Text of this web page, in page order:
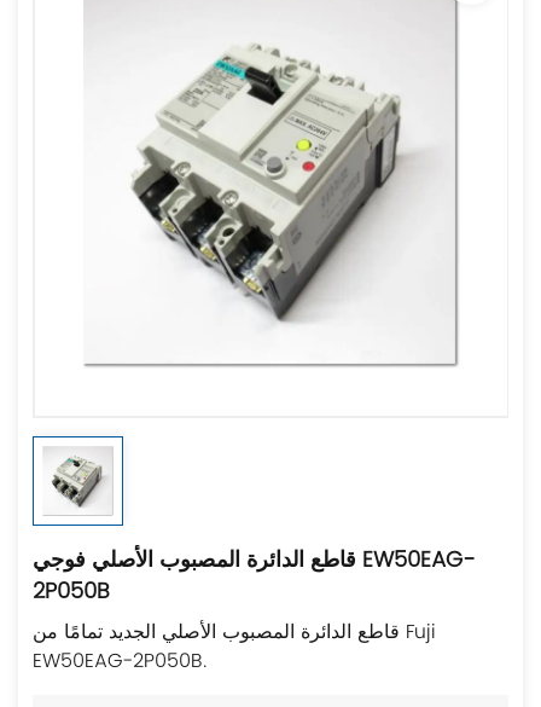
قاطع الدائرة المصبوب الأصلي فوجي EW50EAG-
2P050B
قاطع الدائرة المصبوب الأصلي الجديد تمامًا من Fuji
EW50EAG-2P050B.